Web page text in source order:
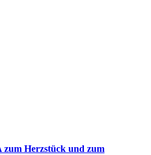
zum Herzstück und zum